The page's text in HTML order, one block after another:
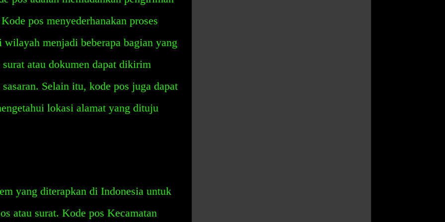
pos menyederhanakan proses
menjadi beberapa bagian yang
atau dokumen dapat dikirim
Selain itu, kode pos juga dapat
lokasi alamat yang dituju
yang diterapkan di Indonesia untuk
atau surat. Kode pos Kecamatan